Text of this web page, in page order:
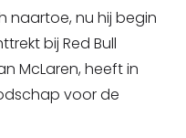
naartoe, nu hij begin
bij Red Bull
McLaren, heeft in
voor de